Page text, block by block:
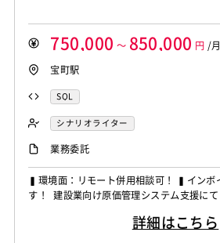
750,000 ～ 850,000 円 /
宝町駅
SQL
シナリオライター
業務委託
▍環境面：リモート併用相談可！ ▍インボ
す！ 建設業向け原価管理システム支援に
スト対応 ・テスト計画・シナリオ作成 ・
詳細はこちら